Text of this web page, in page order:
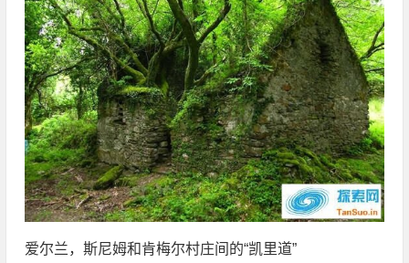
爱尔兰，斯尼姆和肯梅尔村庄间的“凯里道”